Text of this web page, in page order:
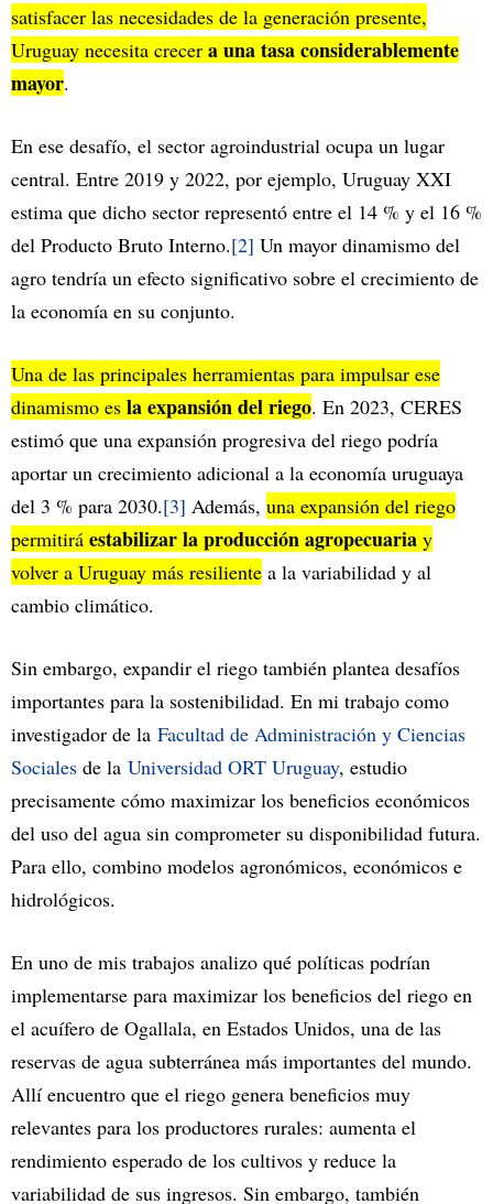
satisfacer las necesidades de la generación presente,
Uruguay necesita crecer a una tasa considerablemente
mayor.
En ese desafío, el sector agroindustrial ocupa un lugar
central. Entre 2019 y 2022, por ejemplo, Uruguay XXI
estima que dicho sector representó entre el 14 % y el 16 %
del Producto Bruto Interno.[2] Un mayor dinamismo del
agro tendría un efecto significativo sobre el crecimiento de
la economía en su conjunto.
Una de las principales herramientas para impulsar ese
dinamismo es la expansión del riego. En 2023, CERES
estimó que una expansión progresiva del riego podría
aportar un crecimiento adicional a la economía uruguaya
del 3 % para 2030.[3] Además, una expansión del riego
permitirá estabilizar la producción agropecuaria y
volver a Uruguay más resiliente a la variabilidad y al
cambio climático.
Sin embargo, expandir el riego también plantea desafíos
importantes para la sostenibilidad. En mi trabajo como
investigador de la Facultad de Administración y Ciencias
Sociales de la Universidad ORT Uruguay, estudio
precisamente cómo maximizar los beneficios económicos
del uso del agua sin comprometer su disponibilidad futura.
Para ello, combino modelos agronómicos, económicos e
hidrológicos.
En uno de mis trabajos analizo qué políticas podrían
implementarse para maximizar los beneficios del riego en
el acuífero de Ogallala, en Estados Unidos, una de las
reservas de agua subterránea más importantes del mundo.
Allí encuentro que el riego genera beneficios muy
relevantes para los productores rurales: aumenta el
rendimiento esperado de los cultivos y reduce la
variabilidad de sus ingresos. Sin embargo, también